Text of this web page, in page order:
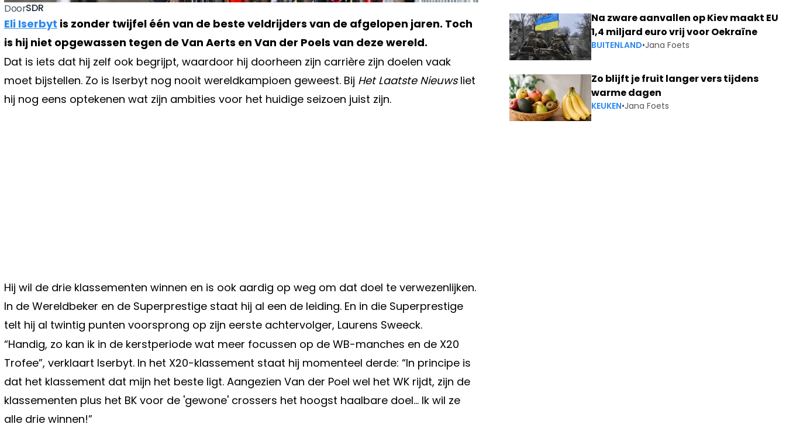
DoorSDR
Eli Iserbyt is zonder twijfel één van de beste veldrijders van de afgelopen jaren. Toch
is hij niet opgewassen tegen de Van Aerts en Van der Poels van deze wereld.
Dat is iets dat hij zelf ook begrijpt, waardoor hij doorheen zijn carrière zijn doelen vaak
moet bijstellen. Zo is Iserbyt nog nooit wereldkampioen geweest. Bij Het Laatste Nieuwsliet
hij nog eens optekenen wat zijn ambities voor het huidige seizoen juist zijn.
Hij wil de drie klassementen winnen en is ook aardig op weg om dat doel te verwezenlijken.
In de Wereldbeker en de Superprestige staat hij al een de leiding. En in die Superprestige
telt hij al twintig punten voorsprong op zijn eerste achtervolger, Laurens Sweeck.
“Handig, zo kan ik in de kerstperiode wat meer focussen op de WB-manches en de X20
Trofee”, verklaart Iserbyt. In het X20-klassement staat hij momenteel derde: “In principe is
dat het klassement dat mijn het beste ligt. Aangezien Van der Poel wel het WK rijdt, zijn de
klassementen plus het BK voor de 'gewone' crossers het hoogst haalbare doel… Ik wil ze
alle drie winnen!”
Na zware aanvallen op Kiev maakt EU
1,4 miljard euro vrij voor Oekraïne
BUITENLAND•Jana Foets
Zo blijft je fruit langer vers tijdens
warme dagen
KEUKEN•Jana Foets